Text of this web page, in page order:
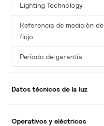
Lighting Technology
Referencia de medición de
flujo
Período de garantía
Datos técnicos de la luz
Operativos y eléctricos